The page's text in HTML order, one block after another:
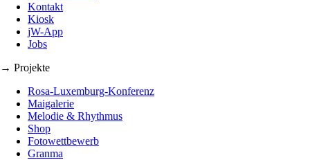
Kontakt
Kiosk
jW-App
Jobs
→ Projekte
Rosa-Luxemburg-Konferenz
Maigalerie
Melodie & Rhythmus
Shop
Fotowettbewerb
Granma